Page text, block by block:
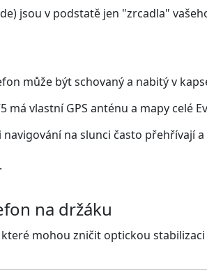
jsou v podstatě jen "zrcadla"
může být schovaný a nabitý v
má vlastní GPS anténu a mapy celé
na slunci často přehřívají a
na držáku
mohou zničit optickou